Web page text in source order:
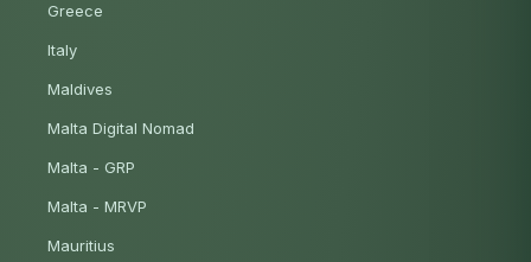
Greece
Italy
Maldives
Malta Digital Nomad
Malta - GRP
Malta - MRVP
Mauritius